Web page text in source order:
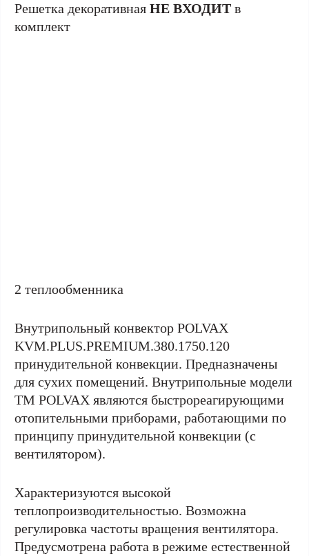
Решетка декоративная НЕ ВХОДИТ в
комплект
2 теплообменника
Внутрипольный конвектор POLVAX
KVM.PLUS.PREMIUM.380.1750.120
принудительной конвекции. Предназначены
для сухих помещений. Внутрипольные модели
ТМ POLVAX являются быстрореагирующими
отопительными приборами, работающими по
принципу принудительной конвекции (с
вентилятором).
Характеризуются высокой
теплопроизводительностью. Возможна
регулировка частоты вращения вентилятора.
Предусмотрена работа в режиме естественной